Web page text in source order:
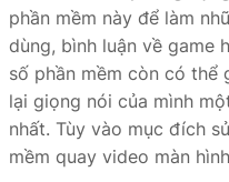
phần mềm này để làm
dùng, bình luận về game
số phần mềm còn có thể
lại giọng nói của mình
nhất. Tùy vào mục đích
mềm quay video màn